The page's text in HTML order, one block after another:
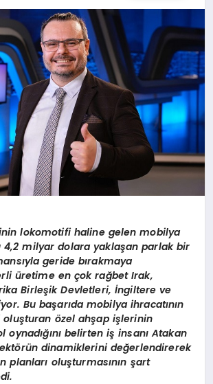
lokomotifi haline gelen mobilya
4,2 milyar dolara yaklaşan parlak bir
geride bırakmaya
üretime en çok rağbet Irak,
Birleşik Devletleri, İngiltere ve
Bu başarıda mobilya ihracatının
oluşturan özel ahşap işlerinin
belirten iş insanı Atakan
dinamiklerini değerlendirerek
planları oluşturmasının şart